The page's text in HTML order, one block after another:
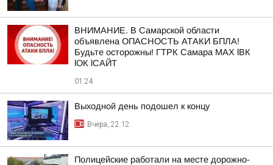
ВНИМАНИЕ. В Самарской области
объявлена ОПАСНОСТЬ АТАКИ БПЛА!
Будьте осторожны! ГТРК Самара MAX lВК
lОК lСАЙТ
01:24
Выходной день подошел к концу
Вчера, 22:12
Полицейские работали на месте дорожно-